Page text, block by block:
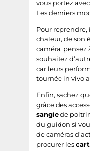
vous portez
Les derniers
Pour reprendre,
chaleur, de son
caméra, pensez
souhaitez
car leurs
tournée in vivo
Enfin, sachez
grâce des
sanglede
du guidon si
de caméras
procurer les